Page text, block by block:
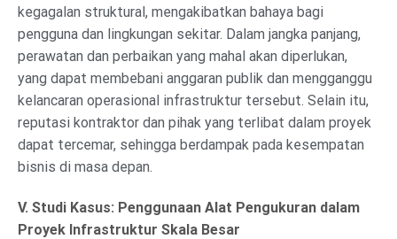
kegagalan struktural, mengakibatkan bahaya bagi
pengguna dan lingkungan sekitar. Dalam jangka panjang,
perawatan dan perbaikan yang mahal akan diperlukan,
yang dapat membebani anggaran publik dan mengganggu
kelancaran operasional infrastruktur tersebut. Selain itu,
reputasi kontraktor dan pihak yang terlibat dalam proyek
dapat tercemar, sehingga berdampak pada kesempatan
bisnis di masa depan.
V. Studi Kasus: Penggunaan Alat Pengukuran dalam
Proyek Infrastruktur Skala Besar